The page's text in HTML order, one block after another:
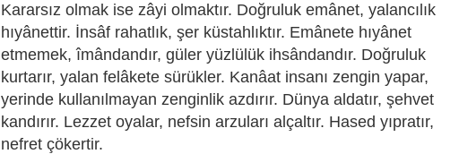
Kararsız olmak ise zâyi olmaktır. Doğruluk emânet, yalancılık
hıyânettir. İnsâf rahatlık, şer küstahlıktır. Emânete hıyânet
etmemek, îmândandır, güler yüzlülük ihsândandır. Doğruluk
kurtarır, yalan felâkete sürükler. Kanâat insanı zengin yapar,
yerinde kullanılmayan zenginlik azdırır. Dünya aldatır, şehvet
kandırır. Lezzet oyalar, nefsin arzuları alçaltır. Hased yıpratır,
nefret çökertir.